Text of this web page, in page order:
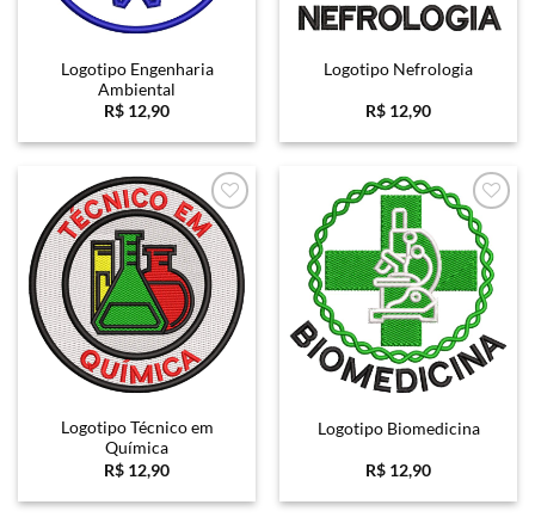
Logotipo Engenharia
Ambiental
R$ 12,90
Logotipo Nefrologia
R$ 12,90
Favoritar
Logotipo Técnico em
Química
R$ 12,90
Favoritar
Logotipo Biomedicina
R$ 12,90